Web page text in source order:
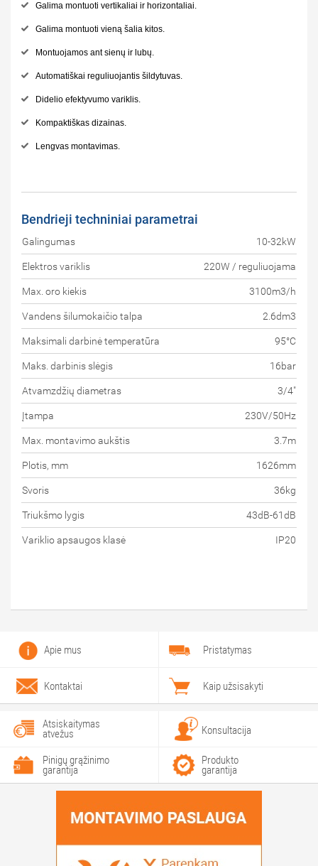
Galima montuoti vertikaliai ir horizontaliai.
Galima montuoti vieną šalia kitos.
Montuojamos ant sienų ir lubų.
Automatiškai reguliuojantis šildytuvas.
Didelio efektyvumo variklis.
Kompaktiškas dizainas.
Lengvas montavimas.
Bendrieji techniniai parametrai
Galingumas 10-32kW
Elektros variklis 220W / reguliuojama
Max. oro kiekis 3100m3/h
Vandens šilumokaičio talpa 2.6dm3
Maksimali darbinė temperatūra 95°C
Maks. darbinis slėgis 16bar
Atvamzdžių diametras 3/4"
Įtampa 230V/50Hz
Max. montavimo aukštis 3.7m
Plotis, mm 1626mm
Svoris 36kg
Triukšmo lygis 43dB-61dB
Variklio apsaugos klasė IP20
Apie mus Pristatymas
Kontaktai Kaip užsisakyti
Atsiskaitymas
atvežus Konsultacija
Pinigų grąžinimo
garantija
Produkto
garantija